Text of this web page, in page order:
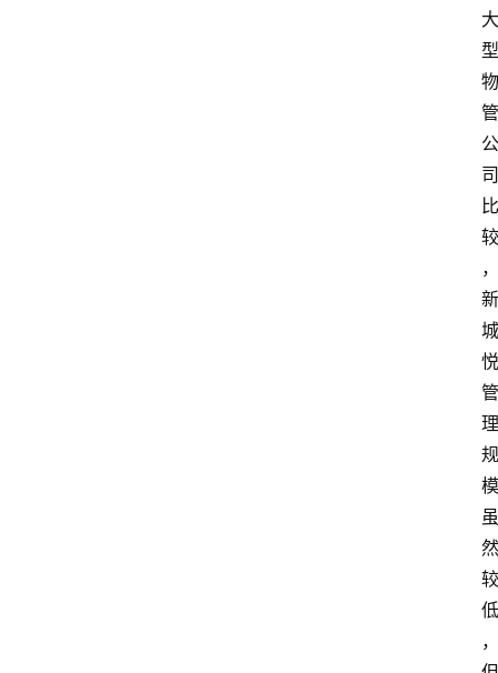
大
型
物
管
公
司
比
较
，
新
城
悦
管
理
规
模
虽
然
较
低
，